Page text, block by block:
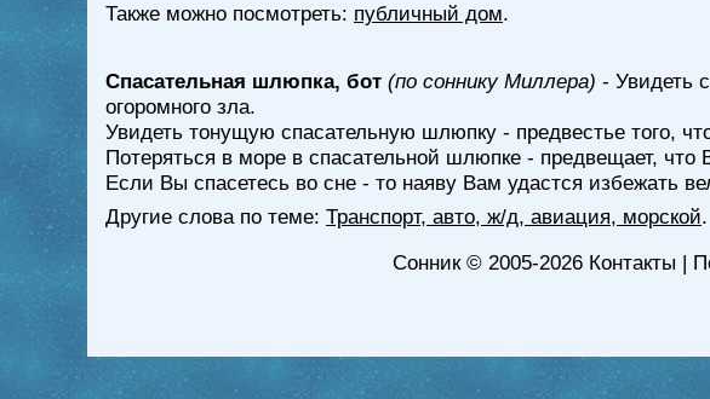
Также можно посмотреть: публичный дом.
Спасательная шлюпка, бот (по соннику Миллера) - Увидеть
огоромного зла.
Увидеть тонущую спасательную шлюпку - предвестье того,
Потеряться в море в спасательной шлюпке - предвещает,
Если Вы спасетесь во сне - то наяву Вам удастся избежать
Другие слова по теме: Транспорт, авто, ж/д, авиация, морской.
Сонник© 2005-2026 Контакты |